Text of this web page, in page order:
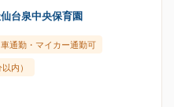
台泉中央保育園
車通勤・マイカー通勤可
内）